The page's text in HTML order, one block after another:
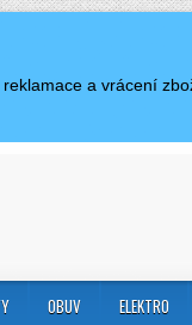
a vrácení
OBUV ELEKTRO